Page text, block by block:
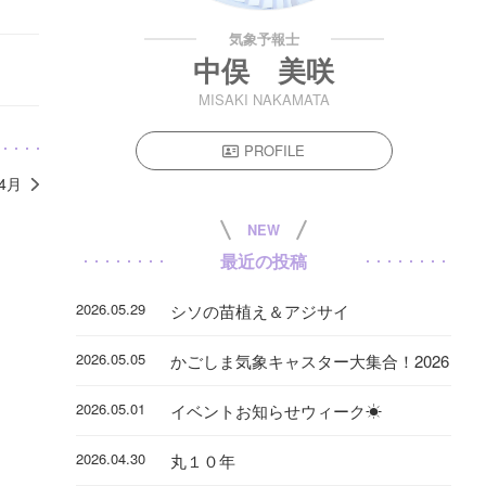
月
気象予報士
中俣 美咲
MISAKI NAKAMATA
PROFILE
NEW
最近の投稿
2026.05.29 シソの苗植え＆アジサイ
2026.05.05 かごしま気象キャスター大集合！2026
2026.05.01 イベントお知らせウィーク☀
2026.04.30 丸１０年